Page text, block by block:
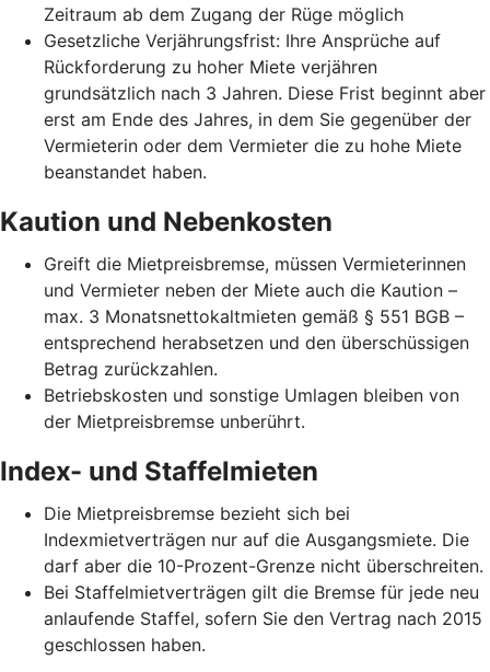
Zeitraum ab dem Zugang der Rüge möglich
Gesetzliche Verjährungsfrist: Ihre Ansprüche auf
Rückforderung zu hoher Miete verjähren
grundsätzlich nach 3 Jahren. Diese Frist beginnt aber
erst am Ende des Jahres, in dem Sie gegenüber der
Vermieterin oder dem Vermieter die zu hohe Miete
beanstandet haben.
Kaution und Nebenkosten
Greift die Mietpreisbremse, müssen Vermieterinnen
und Vermieter neben der Miete auch die Kaution –
max. 3 Monatsnettokaltmieten gemäß § 551 BGB –
entsprechend herabsetzen und den überschüssigen
Betrag zurückzahlen.
Betriebskosten und sonstige Umlagen bleiben von
der Mietpreisbremse unberührt.
Index- und Staffelmieten
Die Mietpreisbremse bezieht sich bei
Indexmietverträgen nur auf die Ausgangsmiete. Die
darf aber die 10-Prozent-Grenze nicht überschreiten.
Bei Staffelmietverträgen gilt die Bremse für jede neu
anlaufende Staffel, sofern Sie den Vertrag nach 2015
geschlossen haben.